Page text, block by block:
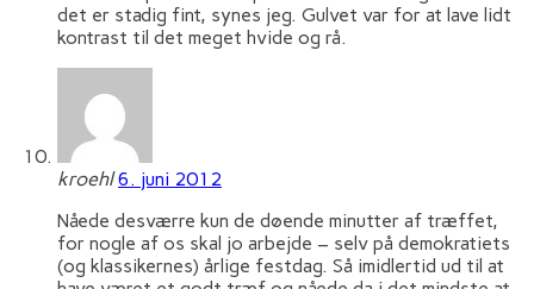
det er stadig fint, synes jeg. Gulvet var for at lave lidt
kontrast til det meget hvide og rå.
kroehl 6. juni 2012
Nåede desværre kun de døende minutter af træffet,
for nogle af os skal jo arbejde – selv på demokratiets
(og klassikernes) årlige festdag. Så imidlertid ud til at